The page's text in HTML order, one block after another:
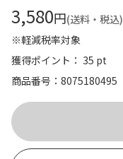
3,580円(送料・税込)
※軽減税率対象
獲得ポイント： 35 pt
商品番号
8075180495